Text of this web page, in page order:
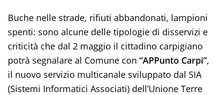
Buche nelle strade, rifiuti abbandonati, lampioni
spenti: sono alcune delle tipologie di disservizi e
criticità che dal 2 maggio il cittadino carpigiano
potrà segnalare al Comune con “APPunto Carpi”,
il nuovo servizio multicanale sviluppato dal SIA
(Sistemi Informatici Associati) dell’Unione Terre